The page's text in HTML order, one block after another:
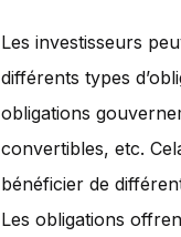
Les investisseurs
différents types
obligations
convertibles, etc.
bénéficier de
Les obligations